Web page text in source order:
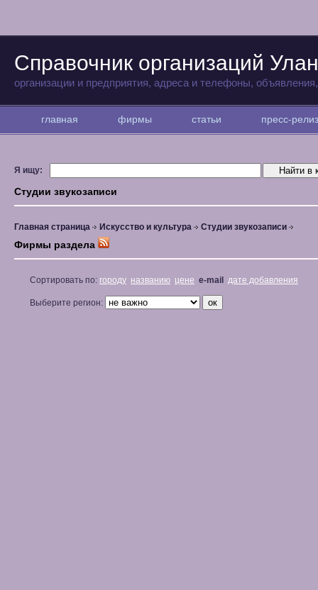
Справочник организаций
организации и предприятия, адреса и телефоны,
главная фирмы статьи пресс-
Я ищу:
Студии звукозаписи
Главная страница Искусство и культура Студии звукозаписи
Фирмы раздела
Сортировать по: городу названию цене e-mail дате добавления
Выберите регион: